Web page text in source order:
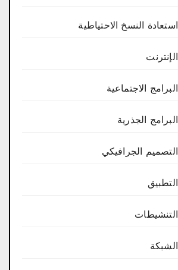
استعادة النسخ الاحتياطية
الإنترنت
البرامج الاجتماعية
البرامج الجذرية
التصميم الجرافيكي
التطبيق
التنشيطات
الشبكة